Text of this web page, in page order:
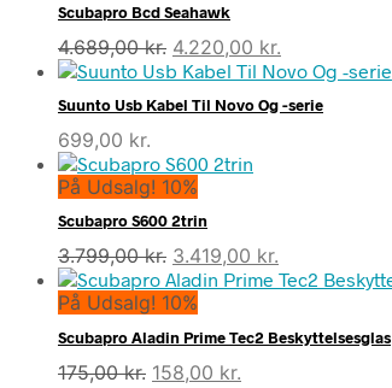
Scubapro Bcd Seahawk
4.689,00kr. Den
oprindelige
pris
var:
4.220,00 kr.
aktuelle
pris
er:
Suunto Usb Kabel Til Novo Og -serie
699,00 kr.
På Udsalg! 10%
Scubapro S600 2trin
3.799,00kr. Den
oprindelige
pris
var:
3.799,00 kr..
3.419,00 kr.
aktuelle
er:
3.419,00 kr..
På Udsalg! 10%
Scubapro Aladin Prime Tec2 Beskyttelsesglas
175,00kr. Den
158,00 kr.